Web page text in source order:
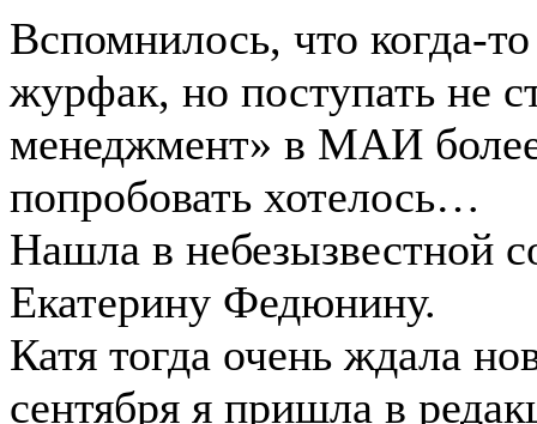
Вспомнилось, что когда-
журфак, но поступать не
менеджмент» в МАИ
попробовать хотелось…
Нашла в небезызвестной
Екатерину Федюнину.
Катя тогда очень ждала
сентября я пришла в